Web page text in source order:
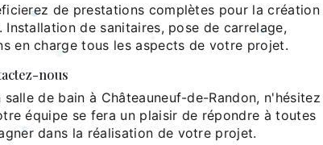
de prestations complètes pour la création
de sanitaires, pose de carrelage,
en charge tous les aspects de votre projet.
nous
de bain à Châteauneuf-de-Randon, n'hésitez
équipe se fera un plaisir de répondre à toutes
dans la réalisation de votre projet.